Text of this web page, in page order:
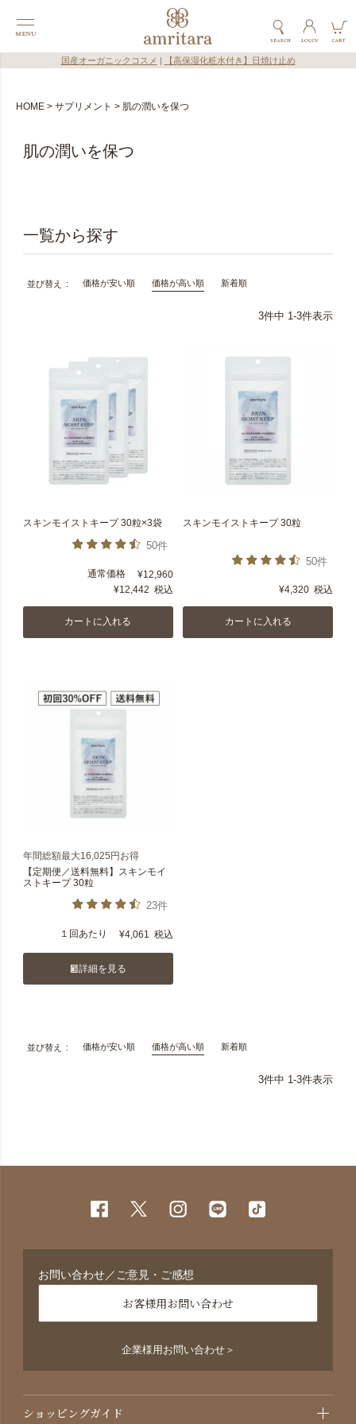
国産オーガニックコスメ 【高保湿化粧水付き】日焼け止め
HOME サプリメント 肌の潤いを保つ
肌の潤いを保つ
並び替え 価格が安い順 価格が高い順 新着順
3件中 1-3件表示
スキンモイストキープ 30粒×3袋
50件
通常価格 ¥12,960
¥12,442 税込
カートに入れる
スキンモイストキープ 30粒
50件
¥4,320 税込
カートに入れる
年間総額最大16,025円お得
【定期便／送料無料】スキンモイ
ストキープ 30粒
23件
１回あたり ¥4,061 税込
詳細を見る
並び替え 価格が安い順 価格が高い順 新着順
3件中 1-3件表示
お問い合わせ／ご意見・ご感想
お客様用お問い合わせ
企業様用お問い合わせ＞
ショッピングガイド